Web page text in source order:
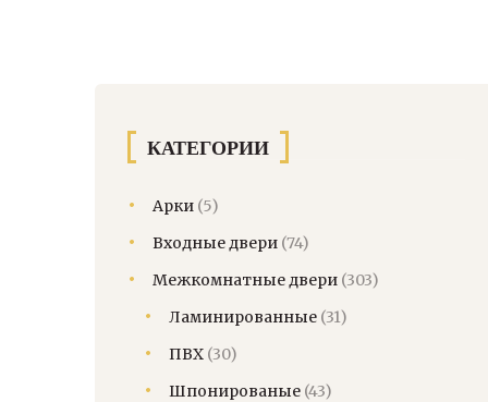
КАТЕГОРИИ
Арки (5)
Входные двери (74)
Межкомнатные двери (303)
Ламинированные (31)
ПВХ (30)
Шпонированые (43)